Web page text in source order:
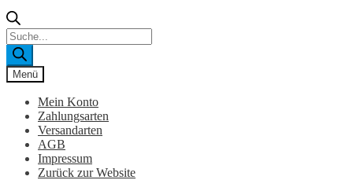
Products
search
Menü
Mein Konto
Zahlungsarten
Versandarten
AGB
Impressum
Zurück zur Website